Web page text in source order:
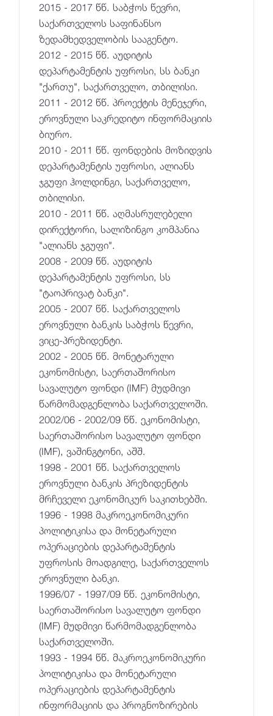
2015 - 2017 წწ. საბჭოს წევრი,
საქართველოს საფინანსო
ზედამხედველობის სააგენტო.
2012 - 2015 წწ. აუდიტის
დეპარტამენტის უფროსი, სს ბანკი
"ქართუ", საქართველო, თბილისი.
2011 - 2012 წწ. პროექტის მენეჯერი,
ეროვნული საკრედიტო ინფორმაციის
ბიურო.
2010 - 2011 წწ. ფონდების მოზიდვის
დეპარტამენტის უფროსი, ალიანს
ჯგუფი ჰოლდინგი, საქართველო,
თბილისი.
2010 - 2011 წწ. აღმასრულებელი
დირექტორი, სალიზინგო კომპანია
"ალიანს ჯგუფი".
2008 - 2009 წწ. აუდიტის
დეპარტამენტის უფროსი, სს
"ტაოპრივატ ბანკი".
2005 - 2007 წწ. საქართველოს
ეროვნული ბანკის საბჭოს წევრი,
ვიცე-პრეზიდენტი.
2002 - 2005 წწ. მონეტარული
ეკონომისტი, საერთაშორისო
სავალუტო ფონდი (IMF) მუდმივი
წარმომადგენლობა საქართველოში.
2002/06 - 2002/09 წწ. ეკონომისტი,
საერთაშორისო სავალუტო ფონდი
(IMF), ვაშინგტონი, აშშ.
1998 - 2001 წწ. საქართველოს
ეროვნული ბანკის პრეზიდენტის
მრჩეველი ეკონომიკურ საკითხებში.
1996 - 1998 მაკროეკონომიკური
პოლიტიკისა და მონეტარული
ოპერაციების დეპარტამენტის
უფროსის მოადგილე, საქართველოს
ეროვნული ბანკი.
1996/07 - 1997/09 წწ. ეკონომისტი,
საერთაშორისო სავალუტო ფონდი
(IMF) მუდმივი წარმომადგენლობა
საქართველოში.
1993 - 1994 წწ. მაკროეკონომიკური
პოლიტიკისა და მონეტარული
ოპერაციების დეპარტამენტის
ინფორმაციის და პროგნოზირების